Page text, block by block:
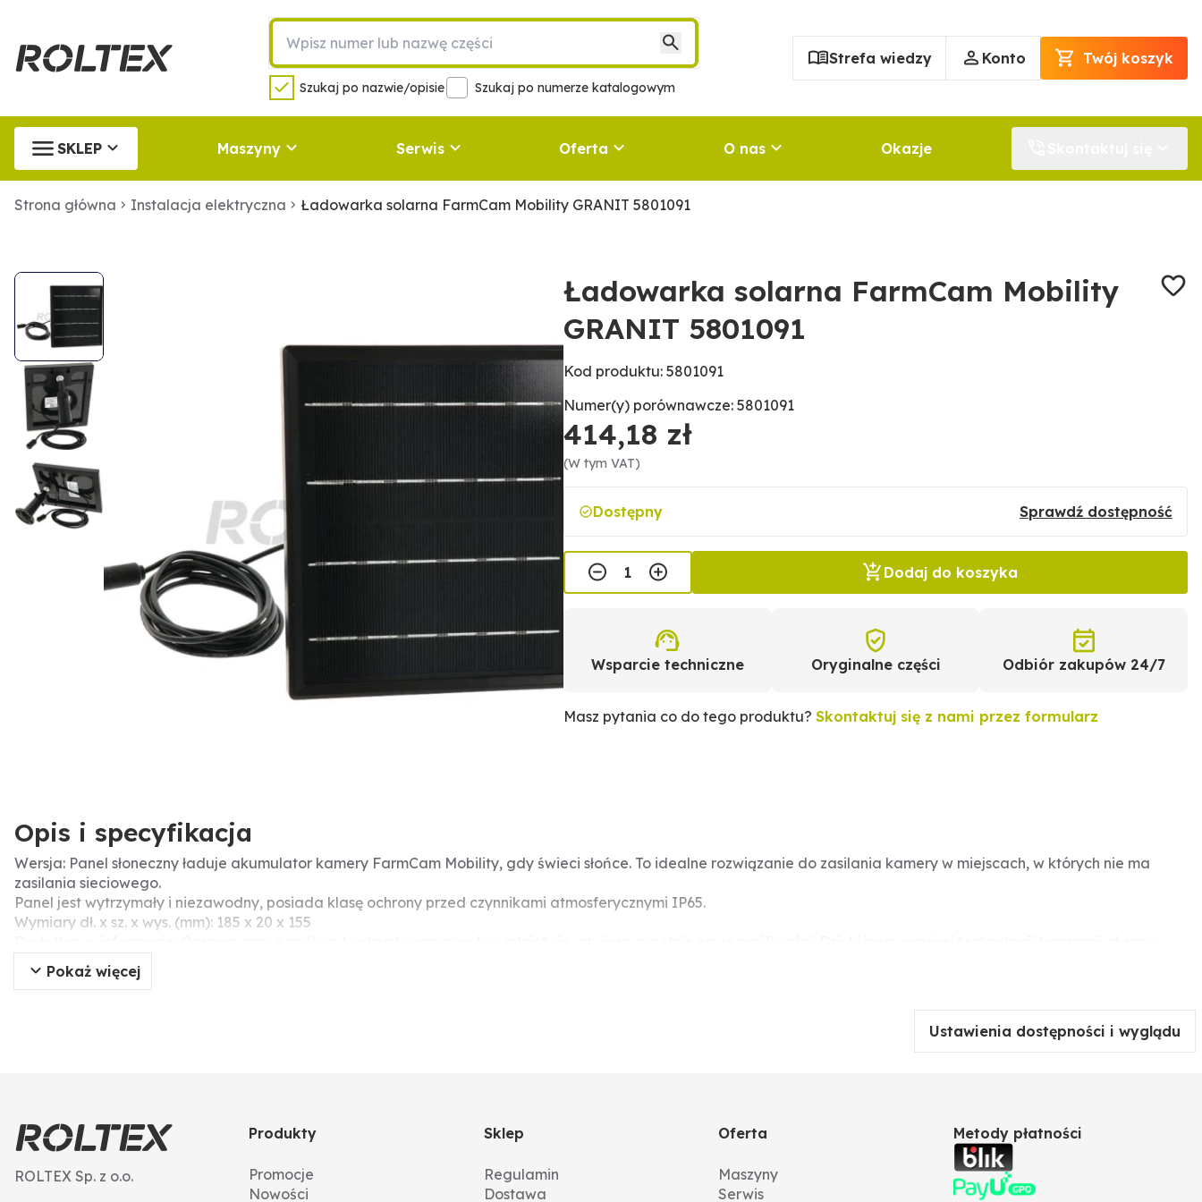
Szukaj po nazwie/opisie Szukaj po numerze katalogowym
Strefa wiedzy Konto Twój koszyk
SKLEP Maszyny Serwis Oferta O nas Okazje
Strona główna Instalacja elektryczna Ładowarka solarna FarmCam Mobility GRANIT 5801091
Ładowarka solarna FarmCam Mobility
GRANIT 5801091
Kod produktu: 5801091
Numer(y) porównawcze: 5801091
414,18 zł
(W tym VAT)
Dostępny Sprawdź dostępność
Dodaj do koszyka
Wsparcie techniczne Oryginalne części Odbiór zakupów 24/7
Masz pytania co do tego produktu?Skontaktuj się z nami przez formularz
Opis i specyfikacja
Wersja: Panel słoneczny ładuje akumulator kamery FarmCam Mobility, gdy świeci słońce. To idealne rozwiązanie do zasilania kamery w miejscach, w których nie ma
zasilania sieciowego.
Panel jest wytrzymały i niezawodny, posiada klasę ochrony przed czynnikami atmosferycznymi IP65.
Wymiary dł. x sz. x wys. (mm): 185 x 20 x 155
przez sieć telefonii komórkowej, aplikacji, trzem opcjom zasilania, funkcji talk-back i wielu innym przydatnym cechom możliwości zastosowania tego produktu są
praktycznie nieograniczone. Masz budynek, stajnię, otwartą przestrzeń lub wiatę na maszynę lub pojazd, w których nie ma prądu ani internetu? Od teraz, dzięki FarmCam
maszyny na polach i lasach, wnętrza przyczep, zwierzęta na pastwiskach i otwartych przestrzeniach, obserwacja dzikiej przyrody, łodzie w marinach, punkty sprzedaży
Pokaż więcej
Ustawienia dostępności i wyglądu
ROLTEX Sp. z o.o.
Produkty
Promocje
Nowości
Sklep
Regulamin
Dostawa
Oferta
Maszyny
Serwis
Metody płatności